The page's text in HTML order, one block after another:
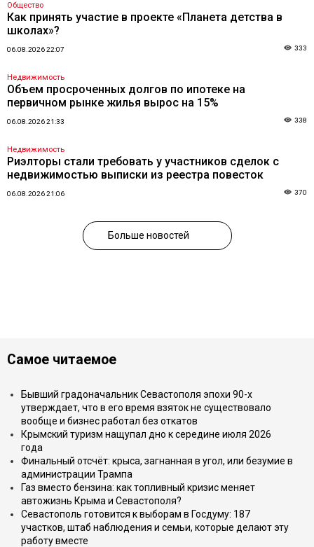
Общество
Как принять участие в проекте «Планета детства в
школах»?
06.08.2026 22:07 333
Недвижимость
Объем просроченных долгов по ипотеке на
первичном рынке жилья вырос на 15%
06.08.2026 21:33 338
Недвижимость
Риэлторы стали требовать у участников сделок с
недвижимостью выписки из реестра повесток
06.08.2026 21:06 370
Больше новостей
Самое читаемое
Бывший градоначальник Севастополя эпохи 90-х
утверждает, что в его время взяток не существовало
вообще и бизнес работал без откатов
Крымский туризм нащупал дно к середине июля 2026
года
Финальный отсчёт: крыса, загнанная в угол, или безумие в
администрации Трампа
Газ вместо бензина: как топливный кризис меняет
автожизнь Крыма и Севастополя?
Севастополь готовится к выборам в Госдуму: 187
участков, штаб наблюдения и семьи, которые делают эту
работу вместе